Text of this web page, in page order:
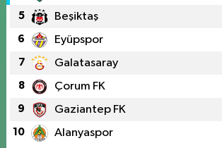
5 Beşiktaş
6 Eyüpspor
7 Galatasaray
8 Çorum FK
9 Gaziantep FK
10 Alanyaspor